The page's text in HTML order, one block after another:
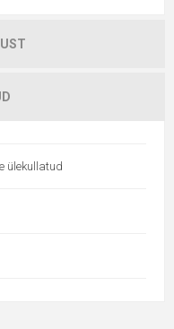
ülekullatud